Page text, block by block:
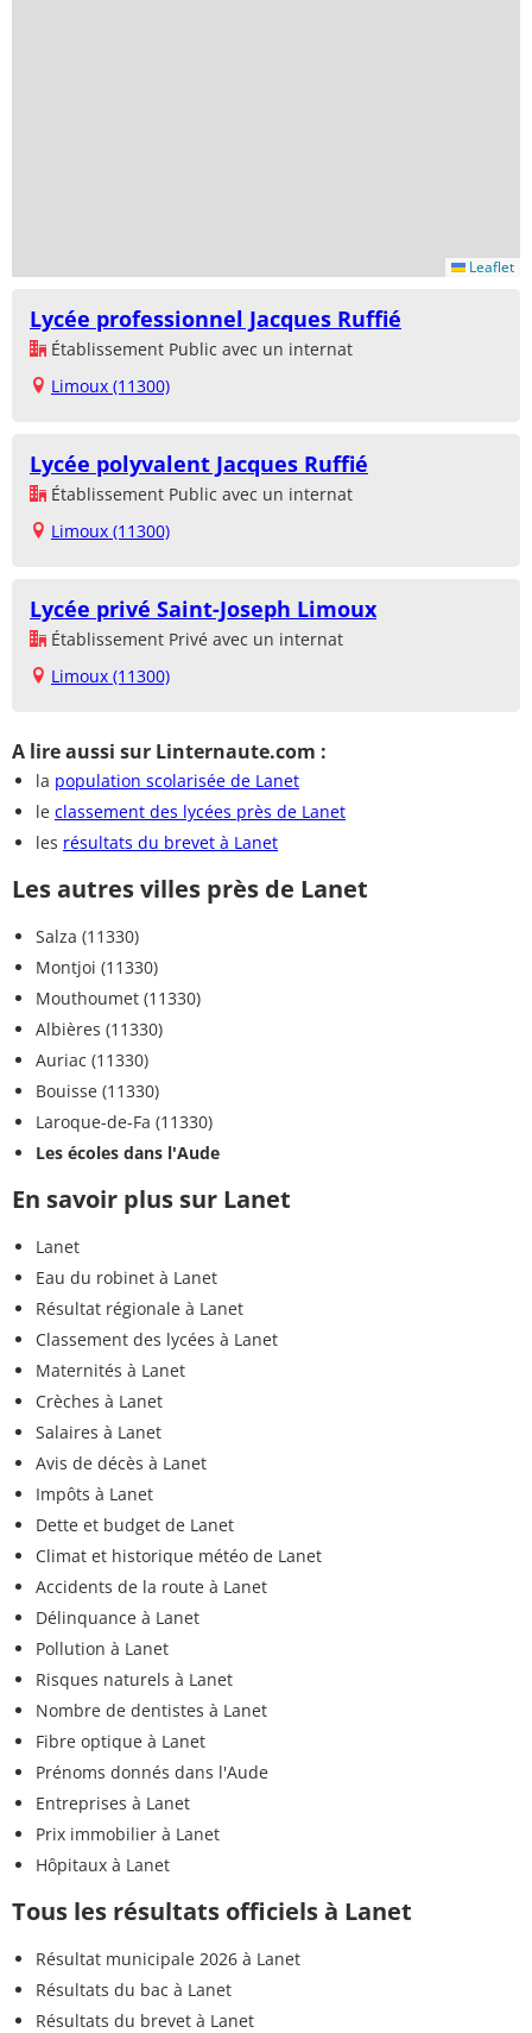
Leaflet
Lycée professionnel Jacques Ruffié
Établissement Public avec un internat
Limoux (11300)
Lycée polyvalent Jacques Ruffié
Établissement Public avec un internat
Limoux (11300)
Lycée privé Saint-Joseph Limoux
Établissement Privé avec un internat
Limoux (11300)
A lire aussi sur Linternaute.com :
la population scolarisée de Lanet
le classement des lycées près de Lanet
les résultats du brevet à Lanet
Les autres villes près de Lanet
Salza (11330)
Montjoi (11330)
Mouthoumet (11330)
Albières (11330)
Auriac (11330)
Bouisse (11330)
Laroque-de-Fa (11330)
Les écoles dans l'Aude
En savoir plus sur Lanet
Lanet
Eau du robinet à Lanet
Résultat régionale à Lanet
Classement des lycées à Lanet
Maternités à Lanet
Crèches à Lanet
Salaires à Lanet
Avis de décès à Lanet
Impôts à Lanet
Dette et budget de Lanet
Climat et historique météo de Lanet
Accidents de la route à Lanet
Délinquance à Lanet
Pollution à Lanet
Risques naturels à Lanet
Nombre de dentistes à Lanet
Fibre optique à Lanet
Prénoms donnés dans l'Aude
Entreprises à Lanet
Prix immobilier à Lanet
Hôpitaux à Lanet
Tous les résultats officiels à Lanet
Résultat municipale 2026 à Lanet
Résultats du bac à Lanet
Résultats du brevet à Lanet